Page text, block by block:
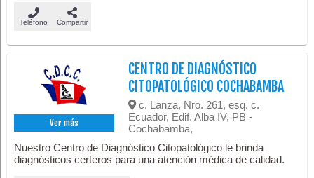
Teléfono Compartir
Ver más
CENTRO DE DIAGNÓSTICO
CITOPATOLÓGICO COCHABAMBA
c. Lanza, Nro. 261, esq. c.
Ecuador, Edif. Alba IV, PB -
Cochabamba,
Nuestro Centro de Diagnóstico Citopatológico le brinda
diagnósticos certeros para una atención médica de calidad.